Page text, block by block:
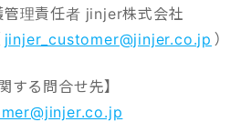
管理責任者 jinjer株式会社
jinjer_customer@jinjer.co.jp ）
する問合せ先】